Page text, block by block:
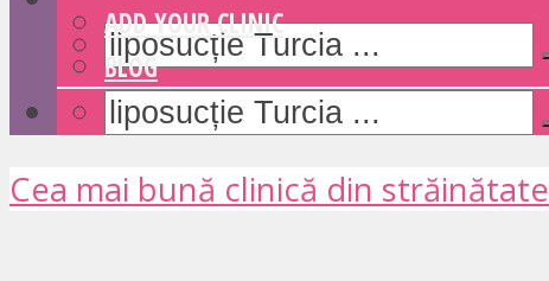
ADD YOUR CLINIC
BLOG
Cea mai bună clinică din străinătate